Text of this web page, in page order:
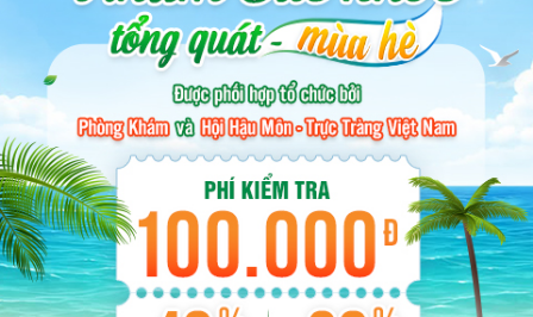
BỆNH HẬU MÔN
BỆNH XÃ HỘI